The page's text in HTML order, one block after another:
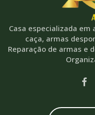
Casa especializada em
caça, armas
Reparação de armas e